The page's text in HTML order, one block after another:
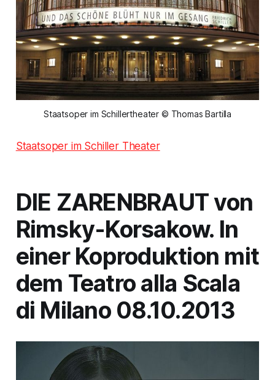
Staatsoper im Schillertheater © Thomas Bartilla
Staatsoper im Schiller Theater
DIE ZARENBRAUT von
Rimsky-Korsakow. In
einer Koproduktion mit
dem Teatro alla Scala
di Milano 08.10.2013